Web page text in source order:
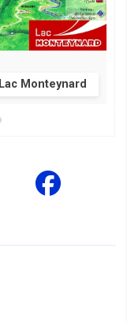
Monteynard